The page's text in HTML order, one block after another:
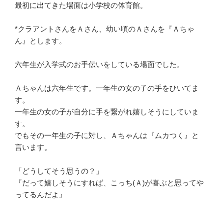
最初に出てきた場面は小学校の体育館。
*クラアントさんをＡさん、幼い頃のＡさんを『Ａちゃ
ん』とします。
六年生が入学式のお手伝いをしている場面でした。
Ａちゃんは六年生です。一年生の女の子の手をひいてま
す。
一年生の女の子が自分に手を繋がれ嬉しそうにしていま
す。
でもその一年生の子に対し、Ａちゃんは『ムカつく』と
言います。
「どうしてそう思うの？」
『だって嬉しそうにすれば、こっち(Ａ)が喜ぶと思ってや
ってるんだよ』